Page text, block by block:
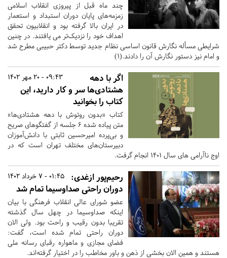
چند ماه قبل از پیروزی انقلاب اسلامی
زمزمه­‌های پایان دوران استبداد و استعمار
در ایران بالا گرفته بود و انقلابیون تحقق
اهداف خود را نزدیک‌­تر می­ یافتند. در چنین
شرایطی مسأله نگارش قانون اساسی نظام جدید توسط دکتر حبیبی مطرح شد
و امام نیز دستور نگارش آن را دادند.(1)
09:43 - 20 مهر 1402
اگر با دهه
هشتادی‌ها سر و کار دارید، این
کتاب را بخوانید
کتاب «بدون روتوش با دهه هشتادی‌ها»
متن پیاده شده 6 جلسه از گفتگوهای صریح
و بی‌پرده امیرحسین ثابتی با دانش‌آموزان
دبیرستان‌های مختلف تهران است که در
اوج ناآرامی های سال ۱۴۰۱ انجام گرفت.
01:45 - 7 خرداد 1402
رحیم‌پور ازغدی:
دوران راحتی صداوسیما تمام شد
عضو شورای عالی انقلاب فرهنگی با بیان
اینکه صداوسیما در چهل سال گذشته
تقریبا بدون رقیب و راحت بود. ولی الان
دوران راحتی تمام شده است، گفت:
فضای مجازی و ماهواره رقبای رسانه ملی
هستند و همین الان بخشی از ذهن و باور مخاطب را در اختیار گرفته‌اند.